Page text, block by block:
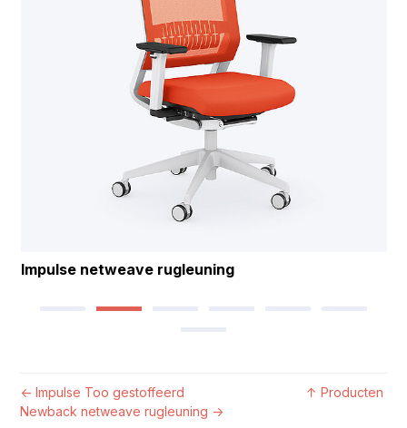
Impulse netweave rugleuning
←Impulse Too gestoffeerd ↑ Producten
Newback netweave rugleuning →